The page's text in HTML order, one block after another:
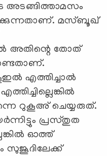
മസ്ബൂഖ്
അതിന്റെ തോത്
എത്തിച്ചാല്‍
റുകൂഅ് ചെയ്യരുത്.
പ്രസ്തുത
ഓത്ത്
സുജൂദിലേക്ക്